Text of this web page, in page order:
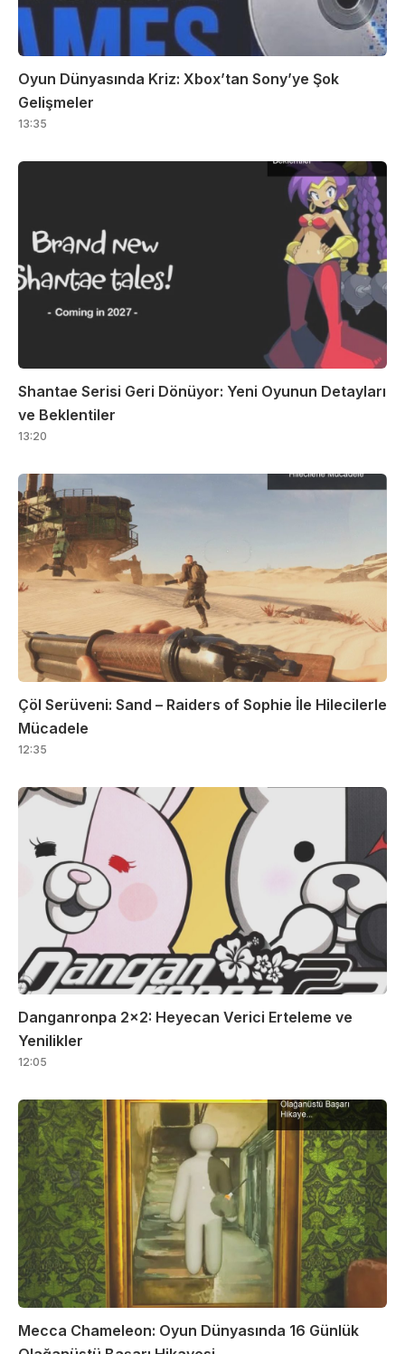
Oyun Dünyasında Kriz: Xbox’tan Sony’ye Şok
Gelişmeler
13:35
Shantae Serisi Geri Dönüyor: Yeni Oyunun Detayları
ve Beklentiler
13:20
Çöl Serüveni: Sand – Raiders of Sophie İle Hilecilerle
Mücadele
12:35
Danganronpa 2×2: Heyecan Verici Erteleme ve
Yenilikler
12:05
Mecca Chameleon: Oyun Dünyasında 16 Günlük